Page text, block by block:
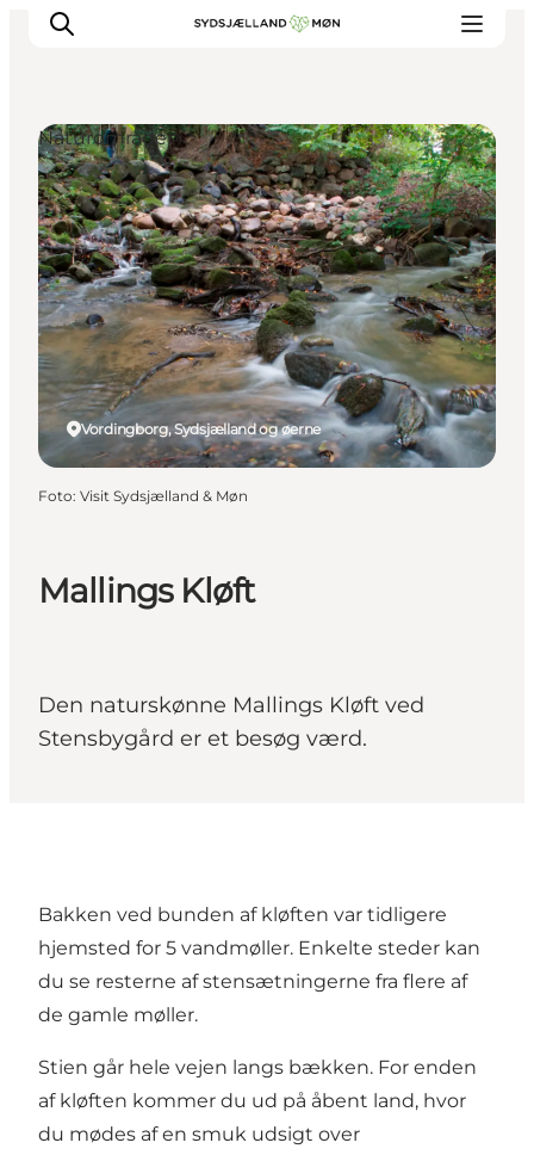
Oplev
Byer og steder
Events
Spis
Overnat
Planlæg din tur
Mallings Kløft
Den naturskønne Mallings Kløft ved
Stensbygård er et besøg værd.
Vordingborg, Sydsjælland og øerne
Naturområder
Foto: Visit Sydsjælland & Møn
Bakken ved bunden af kløften var tidligere
hjemsted for 5 vandmøller. Enkelte steder kan
du se resterne af stensætningerne fra flere af
de gamle møller.
Stien går hele vejen langs bækken. For enden
af kløften kommer du ud på åbent land, hvor
du mødes af en smuk udsigt over